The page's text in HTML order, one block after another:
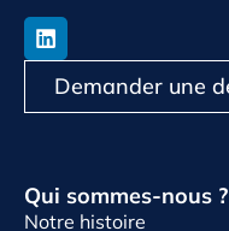
Demander une
Qui sommes-nous ?
Notre histoire